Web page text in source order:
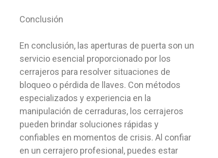
Conclusión
En conclusión, las aperturas de puerta son un
servicio esencial proporcionado por los
cerrajeros para resolver situaciones de
bloqueo o pérdida de llaves. Con métodos
especializados y experiencia en la
manipulación de cerraduras, los cerrajeros
pueden brindar soluciones rápidas y
confiables en momentos de crisis. Al confiar
en un cerrajero profesional, puedes estar